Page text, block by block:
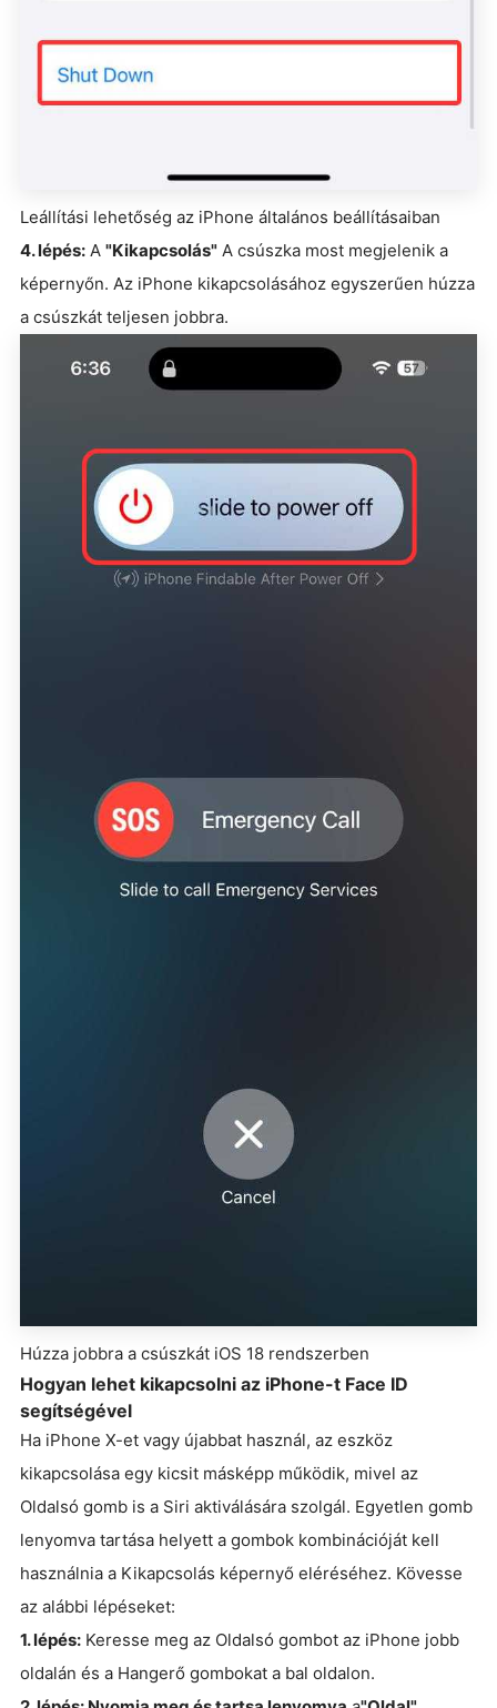
Leállítási lehetőség az iPhone általános beállításaiban
4. lépés: A "Kikapcsolás" A csúszka most megjelenik a
képernyőn. Az iPhone kikapcsolásához egyszerűen húzza
a csúszkát teljesen jobbra.
Húzza jobbra a csúszkát iOS 18 rendszerben
Hogyan lehet kikapcsolni az iPhone-t Face ID
segítségével
Ha iPhone X-et vagy újabbat használ, az eszköz
kikapcsolása egy kicsit másképp működik, mivel az
Oldalsó gomb is a Siri aktiválására szolgál. Egyetlen gomb
lenyomva tartása helyett a gombok kombinációját kell
használnia a Kikapcsolás képernyő eléréséhez. Kövesse
az alábbi lépéseket:
1. lépés: Keresse meg az Oldalsó gombot az iPhone jobb
oldalán és a Hangerő gombokat a bal oldalon.